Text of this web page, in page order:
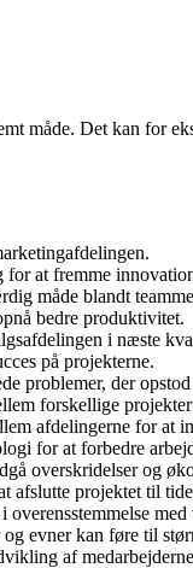
måde. Det kan
at fremme
måde blandt
bedre produktivitet.
i næste
på projekterne.
problemer, der
forskellige
afdelingerne for at
for at forbedre
overskridelser og
afslutte projektet til
med
evner kan føre til
af